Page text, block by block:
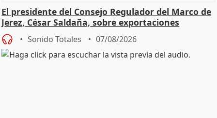
El presidente del Consejo Regulador del Marco de
Jerez, César Saldaña, sobre exportaciones
Sonido Totales 07/08/2026